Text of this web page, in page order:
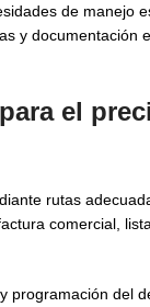
de manejo
y documentación
el
rutas
comercial,
programación del